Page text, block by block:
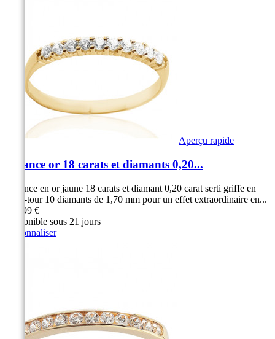
Aperçu rapide
Alliance or 18 carats et diamants 0,20...
Alliance en or jaune 18 carats et diamant 0,20 carat serti griffe en
demi-tour 10 diamants de 1,70 mm pour un effet extraordinaire en...
999,99 €
Disponible sous 21 jours
Personnaliser